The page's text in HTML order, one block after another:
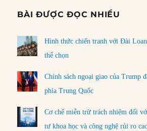
BÀI ĐƯỢC ĐỌC NHIỀU
Hình thức chiến tranh với Đài
thể chọn
Chính sách ngoại giao của Trump
phía Trung Quốc
Cơ chế miễn trừ trách nhiệm đối
tư khoa học và công nghệ rủi ro